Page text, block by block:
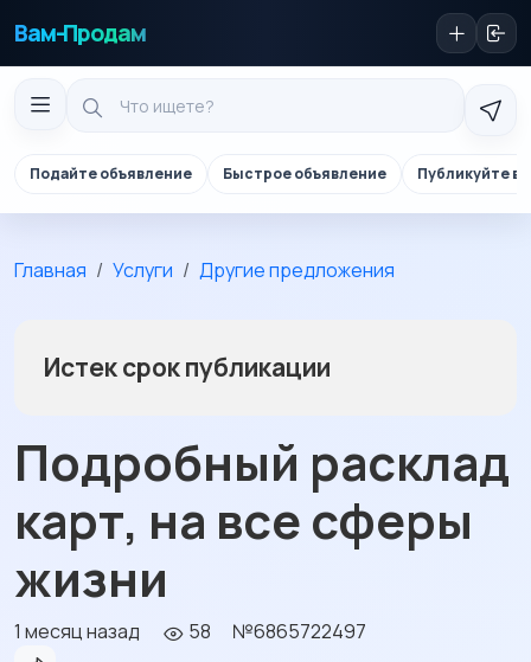
Вам-Продам
Подайте объявление Быстрое объявление Публикуйте в
Главная Услуги Другие предложения
Истек срок публикации
Подробный расклад
карт, на все сферы
жизни
1 месяц назад 58 №6865722497